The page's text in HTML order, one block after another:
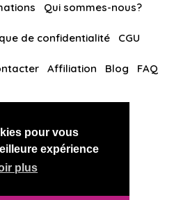
pour vous
expérience
plus
Qui sommes-nous?
de confidentialité CGU
Affiliation Blog FAQ
RussianKisses